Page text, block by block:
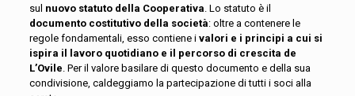
sul nuovo statuto della Cooperativa. Lo statuto è il
documento costitutivo della società: oltre a contenere le
regole fondamentali, esso contiene i valori e i principi a cui si
ispira il lavoro quotidiano e il percorso di crescita de
L’Ovile. Per il valore basilare di questo documento e della sua
condivisione, caldeggiamo la partecipazione di tutti i soci alla